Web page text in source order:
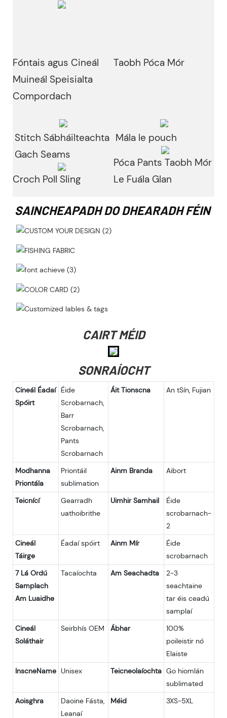
Fóntais agus Cineál
Muineál Speisialta
Compordach
Taobh Póca Mór
Stitch Sábháilteachta
Gach Seams
Croch Poll Sling
Mála le pouch
Póca Pants Taobh Mór
Le Fuála Glan
SAINCHEAPADH DO DHEARADH FÉIN
CAIRT MÉID
SONRAÍOCHT
Cineál Éadaí
Spóirt
Éide
Scrobarnach,
Barr
Scrobarnach,
Pants
Scrobarnach
Áit Tionscna An tSín, Fujian
Modhanna
Priontála
Priontáil
sublimation
Ainm Branda Aibort
Teicnící
Gearradh
uathoibrithe
Uimhir Samhail
Éide
scrobarnach-
2
Cineál
Táirge
Éadaí spóirt Ainm Mír
Éide
scrobarnach
7 Lá Ordú
Samplach
Am Luaidhe
Tacaíochta Am Seachadta
2-3
seachtaine
tar éis ceadú
samplaí
Cineál
Soláthair
Seirbhís OEM Ábhar
100%
poileistir nó
Elaiste
InscneName Unisex Teicneolaíochta Go hiomlán
sublimated
Aoisghra
Daoine Fásta,
Leanaí
Méid 3XS-5XL